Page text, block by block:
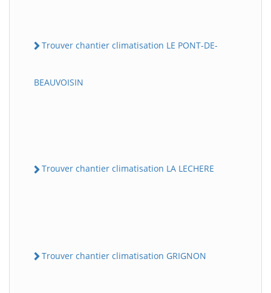
Trouver chantier climatisation LE PONT-DE-
BEAUVOISIN
Trouver chantier climatisation LA LECHERE
Trouver chantier climatisation GRIGNON